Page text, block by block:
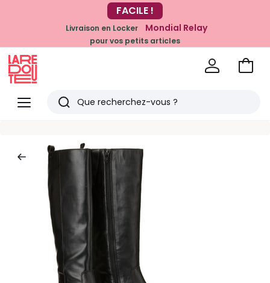
-20% dès 39€*
sur la mode
FACILE !
Livraison en Locker Mondial Relay
pour vos petits articles
Menu
Redoute
Rechercher
articles
vus
Voir